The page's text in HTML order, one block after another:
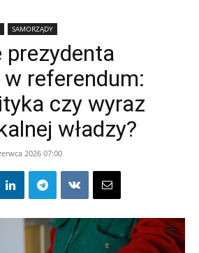
SAMORZĄDY
prezydenta
referendum:
czy wyraz
władzy?
2026 07:00